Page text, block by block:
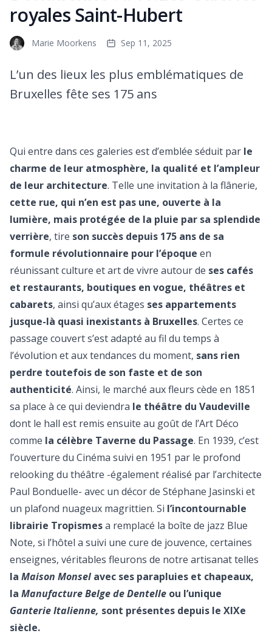
royales Saint-Hubert
Marie Moorkens Sep 11, 2025
L’un des lieux les plus emblématiques de
Bruxelles fête ses 175 ans
Qui entre dans ces galeries est d’emblée séduit par le
charme de leur atmosphère, la qualité et l’ampleur
de leur architecture. Telle une invitation à la flânerie,
cette rue, qui n’en est pas une, ouverte à la
lumière, mais protégée de la pluie par sa splendide
verrière, tire son succès depuis 175 ans de sa
formule révolutionnaire pour l’époque en
réunissant culture et art de vivre autour de ses cafés
et restaurants, boutiques en vogue, théâtres et
cabarets, ainsi qu’aux étages ses appartements
jusque-là quasi inexistants à Bruxelles. Certes ce
passage couvert s’est adapté au fil du temps à
l’évolution et aux tendances du moment, sans rien
perdre toutefois de son faste et de son
authenticité. Ainsi, le marché aux fleurs cède en 1851
sa place à ce qui deviendra le théâtre du Vaudeville
dont le hall est remis ensuite au goût de l’Art Déco
comme la célèbre Taverne du Passage. En 1939, c’est
l’ouverture du Cinéma suivi en 1951 par le profond
relooking du théâtre -également réalisé par l’architecte
Paul Bonduelle- avec un décor de Stéphane Jasinski et
un plafond nuageux magrittien. Si l’incontournable
librairie Tropismesa remplacé la boîte de jazz Blue
Note, si l’hôtel a suivi une cure de jouvence, certaines
enseignes, véritables fleurons de notre artisanat telles
la Maison Monsel avec ses parapluies et chapeaux,
la Manufacture Belge de Dentelle ou l’unique
Ganterie Italienne, sont présentes depuis le XIXe
siècle.